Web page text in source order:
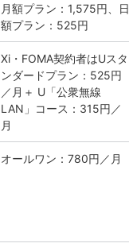
月額プラン：1,575円、日
額プラン：525円
Xi・FOMA契約者はUスタ
ンダードプラン：525円
／月＋ U「公衆無線
LAN」コース：315円／
月
オールワン：780円／月